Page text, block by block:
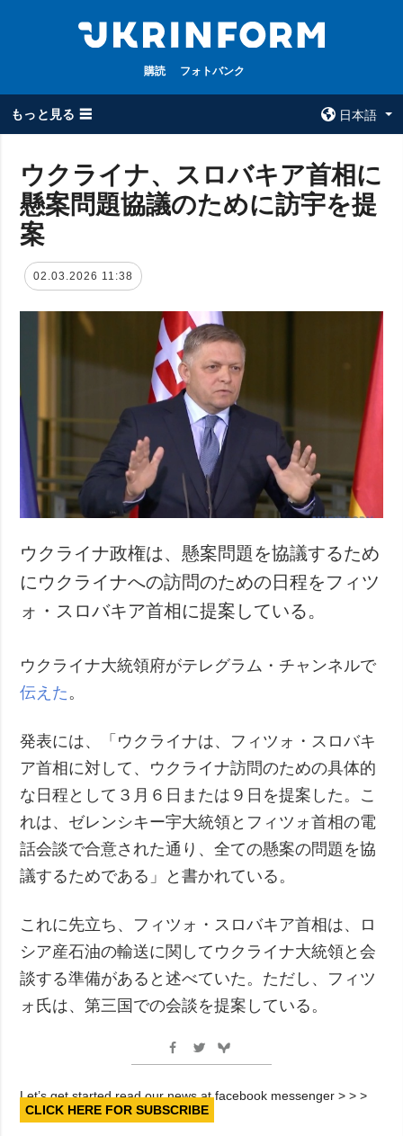
購読 フォトバンク
もっと見る ☰
日本語
全てのトピック
政治
経済・復興
社会・文化
事故・緊急事態
ウクルインフォ
追加
特集
インタビュー
写真
動画
サービス
購読
フォトバンク
ウクライナ、スロバキア首相に
懸案問題協議のために訪宇を提
案
02.03.2026 11:38
ウクライナ政権は、懸案問題を協議するため
にウクライナへの訪問のための日程をフィツ
ォ・スロバキア首相に提案している。
ウクライナ大統領府がテレグラム・チャンネルで
伝えた 。
発表には、「ウクライナは、フィツォ・スロバキ
ア首相に対して、ウクライナ訪問のための具体的
な日程として３月６日または９日を提案した。こ
れは、ゼレンシキー宇大統領とフィツォ首相の電
話会談で合意された通り、全ての懸案の問題を協
議するためである」と書かれている。
これに先立ち、フィツォ・スロバキア首相は、ロ
シア産石油の輸送に関してウクライナ大統領と会
談する準備があると述べていた。ただし、フィツ
ォ氏は、第三国での会談を提案している。
Let’s get started read our news at facebook messenger > > >
CLICK HERE FOR SUBSCRIBE